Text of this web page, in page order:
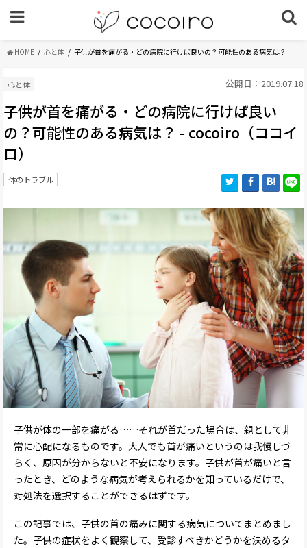
HOME 心と体 子供が首を痛がる・どの病院に行けば良いの？可能性のある病気は？
心と体 公開日：2019.07.18
子供が首を痛がる・どの病院に行けば良い
の？可能性のある病気は？ - cocoiro（ココイ
ロ）
体のトラブル
子供が体の一部を痛がる……それが首だった場合は、親として非
常に心配になるものです。大人でも首が痛いというのは我慢しづ
らく、原因が分からないと不安になります。子供が首が痛いと言
ったとき、どのような病気が考えられるかを知っているだけで、
対処法を選択することができるはずです。
この記事では、子供の首の痛みに関する病気についてまとめまし
た。子供の症状をよく観察して、受診すべきかどうかを決めるタ